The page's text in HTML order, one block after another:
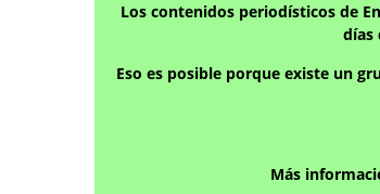
Los contenidos periodísticos de
días
Eso es posible porque existe un
Más